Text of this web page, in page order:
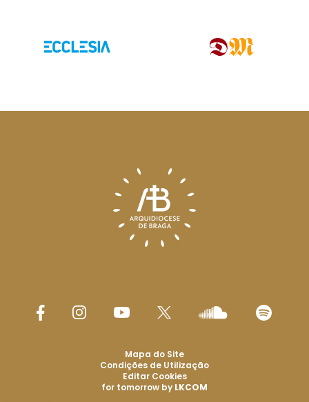
Mapa do Site
Condições de Utilização
Editar Cookies
for tomorrow by LKCOM